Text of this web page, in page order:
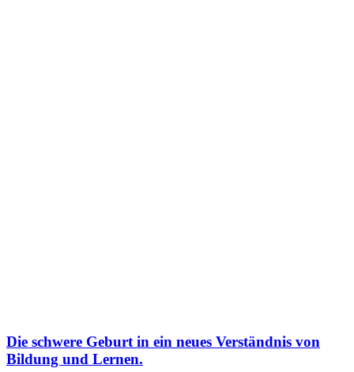
Die schwere Geburt in ein neues Verständnis von
Bildung und Lernen.